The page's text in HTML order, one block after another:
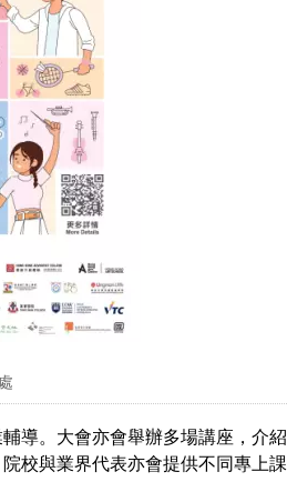
導。大會亦會舉辦多場講座，介紹
校與業界代表亦會提供不同專上課